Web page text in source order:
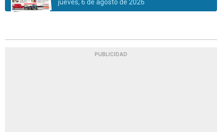
jueves, 6 de agosto de 2026
PUBLICIDAD